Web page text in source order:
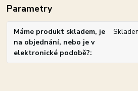
Parametry
Máme produkt skladem, je
na objednání, nebo je v
elektronické podobě?